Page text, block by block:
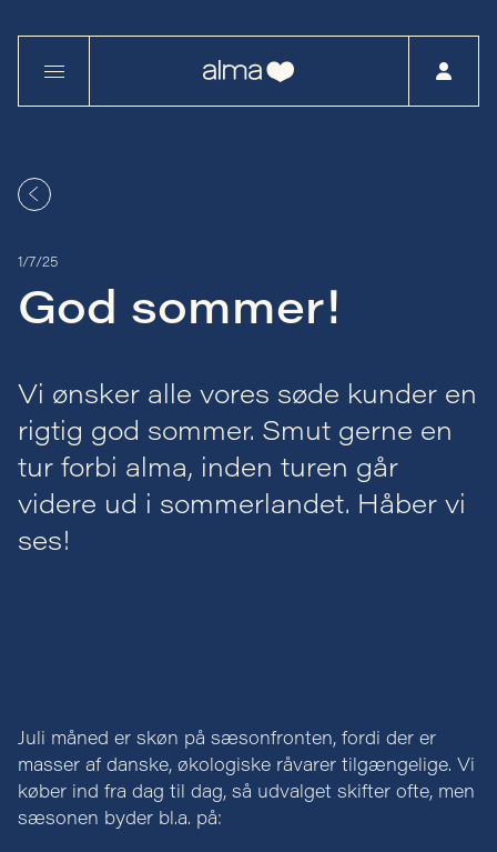
1/7/25
God sommer!
Vi ønsker alle vores søde kunder en
rigtig god sommer. Smut gerne en
tur forbi alma, inden turen går
videre ud i sommerlandet. Håber vi
ses!
Juli måned er skøn på sæsonfronten, fordi der er
masser af danske, økologiske råvarer tilgængelige. Vi
køber ind fra dag til dag, så udvalget skifter ofte, men
sæsonen byder bl.a. på: